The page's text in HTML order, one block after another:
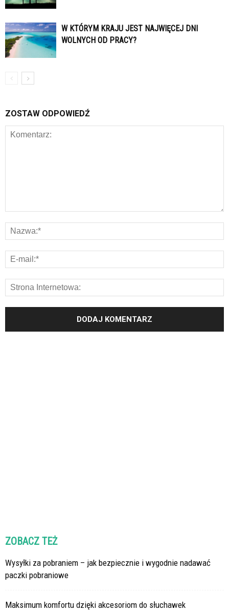
W KTÓRYM KRAJU JEST NAJWIĘCEJ DNI
WOLNYCH OD PRACY?
ZOSTAW ODPOWIEDŹ
ZOBACZ TEŻ
Wysyłki za pobraniem – jak bezpiecznie i wygodnie nadawać
paczki pobraniowe
Maksimum komfortu dzięki akcesoriom do słuchawek